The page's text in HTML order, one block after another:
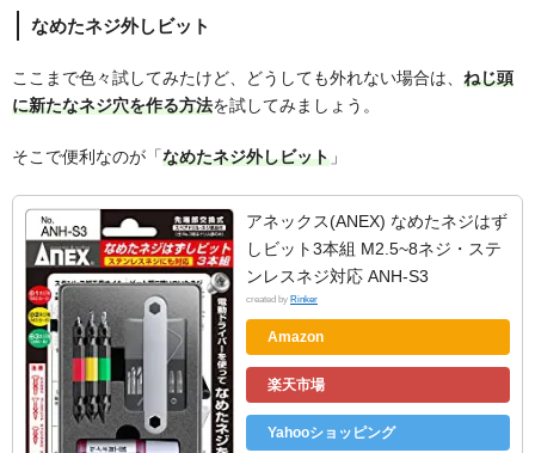
なめたネジ外しビット
ここまで色々試してみたけど、どうしても外れない場合は、 ねじ頭
に新たなネジ穴を作る方法を試してみましょう。
そこで便利なのが「なめたネジ外しビット 」
アネックス(ANEX) なめたネジはず
しビット3本組 M2.5~8ネジ・ステ
ンレスネジ対応 ANH-S3
created by Rinker
Amazon
楽天市場
Yahooショッピング